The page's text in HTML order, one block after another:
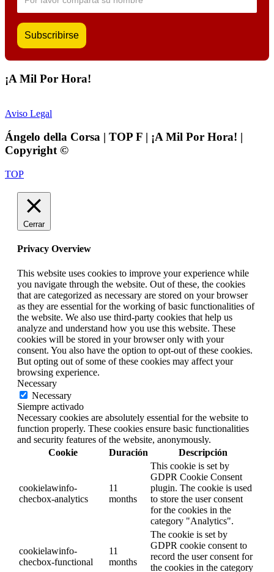
¡A Mil Por Hora!
Aviso Legal
Ángelo della Corsa | TOP F | ¡A Mil Por Hora! |
Copyright ©
TOP
Cerrar
Privacy Overview
This website uses cookies to improve your experience while
you navigate through the website. Out of these, the cookies
that are categorized as necessary are stored on your browser
as they are essential for the working of basic functionalities of
the website. We also use third-party cookies that help us
analyze and understand how you use this website. These
cookies will be stored in your browser only with your
consent. You also have the option to opt-out of these cookies.
But opting out of some of these cookies may affect your
browsing experience.
Necessary
Necessary
Siempre activado
Necessary cookies are absolutely essential for the website to
function properly. These cookies ensure basic functionalities
and security features of the website, anonymously.
Cookie
Duración Descripción
cookielawinfo-
checbox-analytics
11
months
This cookie is set by
GDPR Cookie Consent
plugin. The cookie is used
to store the user consent
for the cookies in the
category "Analytics".
cookielawinfo-
checbox-functional
11
months
The cookie is set by
GDPR cookie consent to
record the user consent for
the cookies in the category